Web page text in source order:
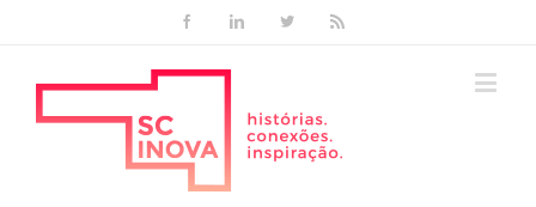
FacebookLinkedinTwitter